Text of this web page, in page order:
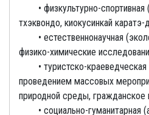
• физкультурно-спортивная
тхэквондо, киокусинкай
• естественнонаучная
физико-химические
• туристско-краеведческая
проведением массовых
природной среды, гражданское
• социально-гуманитарная